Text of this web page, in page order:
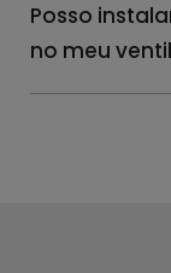
Posso
no meu